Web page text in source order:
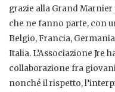
grazie alla Grand Marnier
che ne fanno parte, con
Belgio, Francia,
Italia. L’Associazione Jre
collaborazione fra
nonché il rispetto,